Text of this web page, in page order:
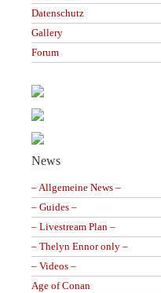
Datenschutz
Gallery
Forum
News
– Allgemeine News –
– Guides –
– Livestream Plan –
– Thelyn Ennor only –
– Videos –
Age of Conan